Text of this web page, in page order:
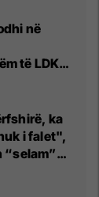
në
të LDK-
ka
i falet",
“selam”